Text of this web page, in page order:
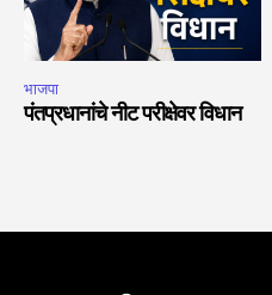
भाजपा
पंतप्रधानांचे नीट परीक्षेवर विधान